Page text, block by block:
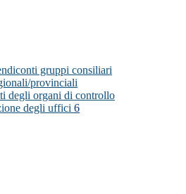
gruppi consiliari
provinciali
degli organi di controllo
degli uffici 6